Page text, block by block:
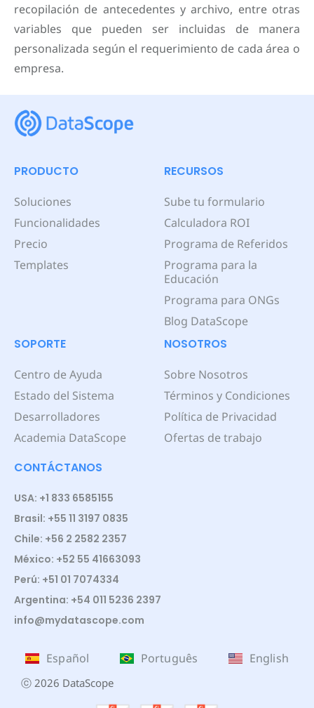
recopilación de antecedentes y archivo, entre otras
variables que pueden ser incluidas de manera
personalizada según el requerimiento de cada área o
empresa.
PRODUCTO
Soluciones
Funcionalidades
Precio
Templates
RECURSOS
Sube tu formulario
Calculadora ROI
Programa de Referidos
Programa para la
Educación
Programa para ONGs
Blog DataScope
SOPORTE
Centro de Ayuda
Estado del Sistema
Desarrolladores
Academia DataScope
NOSOTROS
Sobre Nosotros
Términos y Condiciones
Política de Privacidad
Ofertas de trabajo
CONTÁCTANOS
USA: +1 833 6585155
Brasil: +55 11 3197 0835
Chile: +56 2 2582 2357
México: +52 55 41663093
Perú: +51 01 7074334
Argentina: +54 011 5236 2397
info@mydatascope.com
Español Português English
ⓒ 2026 DataScope